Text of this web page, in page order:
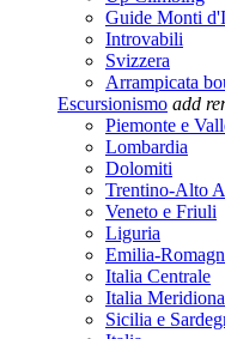
Guide Monti
Introvabili
Svizzera
Arrampicata
Escursionismo add
Piemonte e
Lombardia
Dolomiti
Trentino-Alto
Veneto e Friuli
Liguria
Emilia-
Italia Centrale
Italia
Sicilia e